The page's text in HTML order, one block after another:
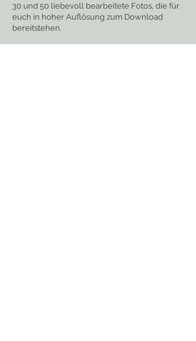
30 und 50 liebevoll bearbeitete Fotos, die für
euch in hoher Auflösung zum Download
bereitstehen.